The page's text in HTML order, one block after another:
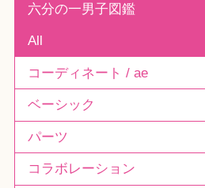
六分の一男子図鑑
All
コーディネート / ae
ベーシック
パーツ
コラボレーション